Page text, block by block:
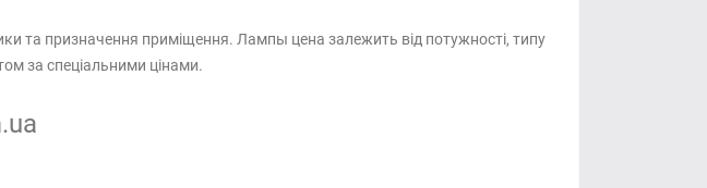
та призначення приміщення. Лампы цена залежить від потужності, типу
за спеціальними цінами.